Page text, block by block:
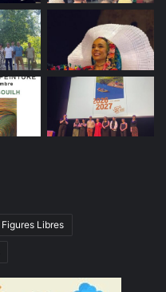
Figures Libres